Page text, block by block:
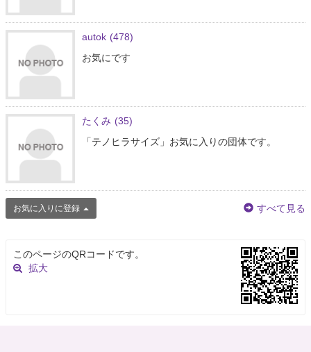
autok (478)
お気にです
たくみ (35)
「テノヒラサイズ」お気に入りの団体です。
お気に入りに登録 すべて見る
このページのQRコードです。
拡大